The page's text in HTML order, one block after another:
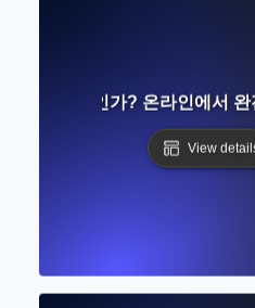
이란 무엇인가? 온라인에서
View